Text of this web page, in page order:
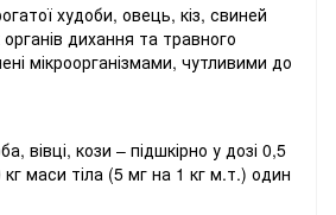
худоби, овець, кіз, свиней
дихання та травного
мікроорганізмами, чутливими до
вівці, кози – підшкірно у дозі 0,5
маси тіла (5 мг на 1 кг м.т.) один